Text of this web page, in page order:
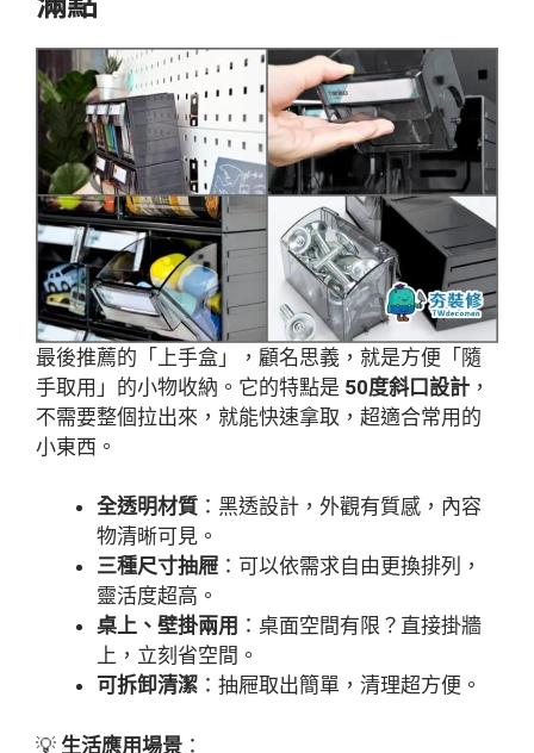
最後推薦的「上手盒」，顧名思義，就是方便「隨
手取用」的小物收納。它的特點是 50度斜口設計 ，
不需要整個拉出來，就能快速拿取，超適合常用的
小東西。
全透明材質 ：黑透設計，外觀有質感，內容
物清晰可見。
三種尺寸抽屜 ：可以依需求自由更換排列，
靈活度超高。
桌上、壁掛兩用 ：桌面空間有限？直接掛牆
上，立刻省空間。
可拆卸清潔 ：抽屜取出簡單，清理超方便。
💡 生活應用場景 ：